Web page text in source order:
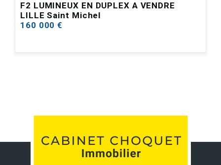
F2 LUMINEUX EN DUPLEX A VENDRE
LILLE Saint Michel
160 000 €